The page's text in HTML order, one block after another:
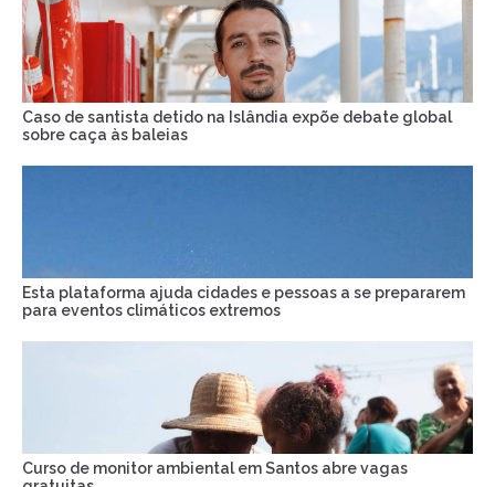
Caso de santista detido na Islândia expõe debate global
sobre caça às baleias
Esta plataforma ajuda cidades e pessoas a se prepararem
para eventos climáticos extremos
Curso de monitor ambiental em Santos abre vagas